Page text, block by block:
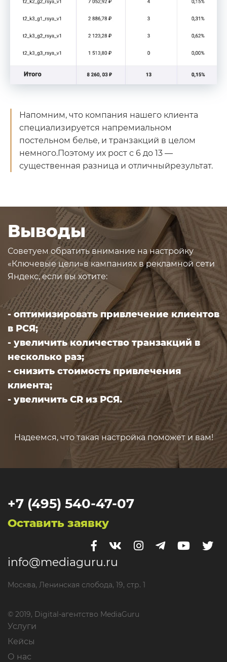
Напомним, что компания нашего клиента
специализируется напремиальном
постельном белье, и транзакций в целом
немного.Поэтому их рост с 6 до 13 —
существенная разница и отличныйрезультат.
Выводы
Советуем обратить внимание на настройку
«Ключевые цели»в кампаниях в рекламной сети
Яндекс, если вы хотите:
- оптимизировать привлечение клиентов
в РСЯ;
- увеличить количество транзакций в
несколько раз;
- снизить стоимость привлечения
клиента;
- увеличить CR из РСЯ.
Надеемся, что такая настройка поможет и вам!
+7 (495) 540-47-07
Оставить заявку
info@mediaguru.ru
Москва, Ленинская слобода, 19, стр. 1
© 2019, Digital-агентство MediaGuru
Услуги
Кейсы
О нас